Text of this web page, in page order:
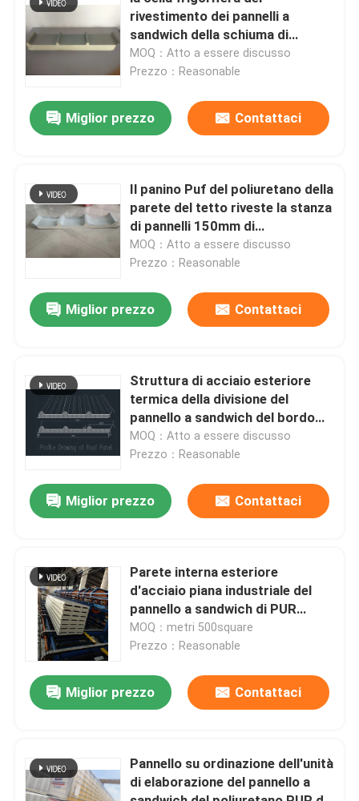
Prodotti
Circa noi
Giro della fabbrica
Contattici
Richieda una citazione
Magazzino di acciaio prefabbricato
Pannello a sandwich di lana di roccia
rivestimento dei pannelli a
sandwich della schiuma di
poliuretano di 50mm-200mm ha
isolato all'aperto
MOQ：Atto a essere discusso
Prezzo：Reasonable
Miglior prezzo Contattaci
Il panino Puf del poliuretano della
parete del tetto riveste la stanza
di pannelli 150mm di
conservazione frigorifera
MOQ：Atto a essere discusso
Prezzo：Reasonable
Miglior prezzo Contattaci
Struttura di acciaio esteriore
termica della divisione del
pannello a sandwich del bordo
PUR della schiuma
MOQ：Atto a essere discusso
Prezzo：Reasonable
Miglior prezzo Contattaci
Parete interna esteriore
d'acciaio piana industriale del
pannello a sandwich di PUR
0.4mm-0.8mm
MOQ：metri 500square
Prezzo：Reasonable
Miglior prezzo Contattaci
Pannello su ordinazione dell'unità
di elaborazione del pannello a